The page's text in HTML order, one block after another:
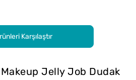
Karşılaştır
Jelly Job Dudak